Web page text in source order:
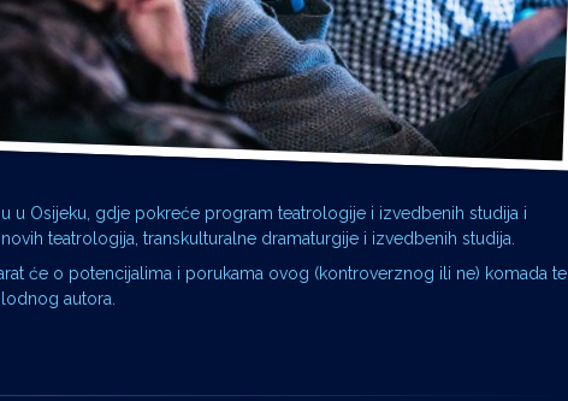
u Osijeku, gdje pokreće program teatrologije i izvedbenih studija i
teatrologija, transkulturalne dramaturgije i izvedbenih studija.
će o potencijalima i porukama ovog (kontroverznog ili ne) komada te
autora.